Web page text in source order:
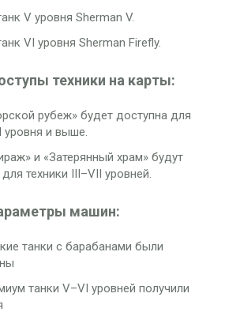
V уровня Sherman V.
VI уровня Sherman Firefly.
техники на карты:
рубеж» будет доступна для
уровня и выше.
и «Затерянный храм» будут
техники III–VII уровней.
машин:
танки с барабанами были
танки V–VI уровней получили